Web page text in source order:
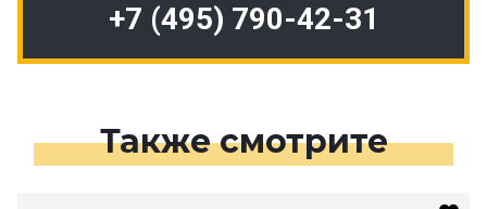
+7 (495) 790-42-31
Также смотрите